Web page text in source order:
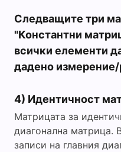
Следващите три
"Константни
всички елементи
дадено
4) Идентичност
Матрицата за
диагонална матрица.
записи на главния